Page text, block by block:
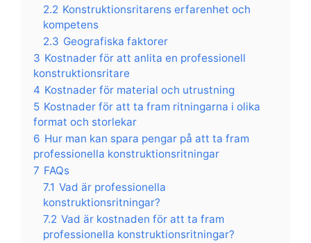
2.2 Konstruktionsritarens erfarenhet och
kompetens
2.3 Geografiska faktorer
3 Kostnader för att anlita en professionell
konstruktionsritare
4 Kostnader för material och utrustning
5 Kostnader för att ta fram ritningarna i olika
format och storlekar
6 Hur man kan spara pengar på att ta fram
professionella konstruktionsritningar
7 FAQs
7.1 Vad är professionella
konstruktionsritningar?
7.2 Vad är kostnaden för att ta fram
professionella konstruktionsritningar?